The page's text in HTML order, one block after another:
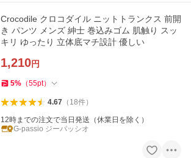
Crocodile クロコダイル ニットトランクス 前開
き パンツ メンズ 紳士 巻込みゴム 肌触り スッ
キリ ゆったり 立体底マチ設計 優しい
1,210円
5% （55pt）
4.67（ 18件）
12時までの注文で当日発送（休業日を除く）
G-passio ジーパッシオ